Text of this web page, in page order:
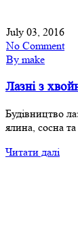
July 03, 2016
No Comment
By make
Лазні з
Будівництво
ялина, сосна
Читати далі